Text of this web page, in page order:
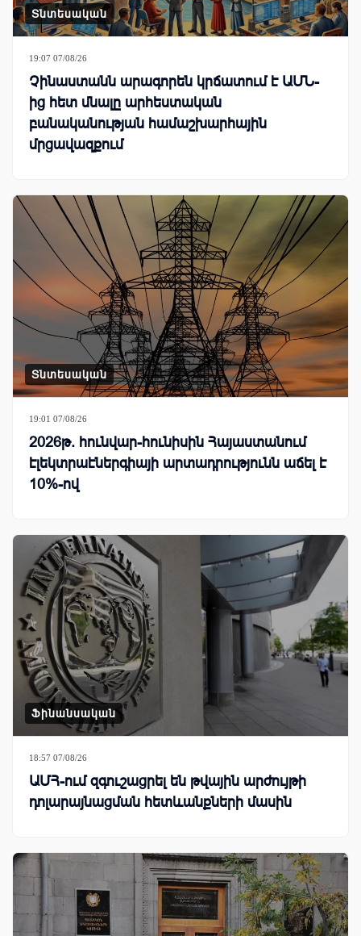
Տնտեսական
19:07 07/08/26
Չինաստանն արագորեն կրճատում է ԱՄՆ-
ից հետ մնալը արհեստական
բանականության համաշխարհային
մրցավազքում
Տնտեսական
19:01 07/08/26
2026թ. հունվար-հունիսին Հայաստանում
էլեկտրաէներգիայի արտադրությունն աճել է
10%-ով
Ֆինանսական
18:57 07/08/26
ԱՄՀ-ում զգուշացրել են թվային արժույթի
դոլարայնացման հետևանքների մասին